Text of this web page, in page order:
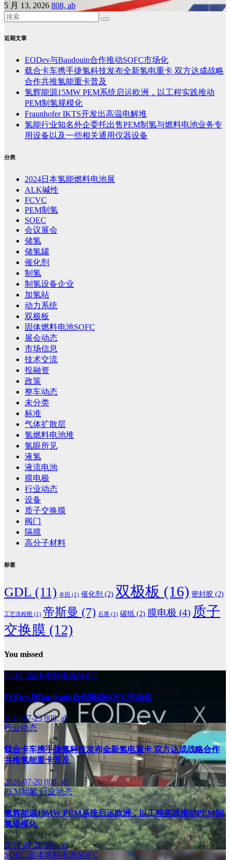
5 月 13, 2026 808, ab
近期文章
EODev与Baudouin合作推动SOFC市场化
载合卡车携手捷氢科技发布全新氢电重卡 双方达成战略
合作共推氢能重卡普及
氢辉能源15MW PEM系统启运欧洲，以工程实践推动
PEM制氢规模化
Fraunhofer IKTS开发出高温电解堆
氢能行业知名外企委托出售PEM制氢与燃料电池业务专
用设备以及一些相关通用仪器设备
分类
2024日本氢能燃料电池展
ALK碱性
FCVC
PEM制氢
SOEC
会议展会
储氢
储氢罐
催化剂
制氢
制氢设备企业
加氢站
动力系统
双极板
固体燃料电池SOFC
展会动态
市场信息
技术交流
投融资
政策
整车动态
未分类
标准
气体扩散层
氢燃料电池堆
氢眼所见
液氢
液流电池
膜电极
行业动态
设备
质子交换膜
阀门
隔膜
高分子材料
标签
GDL (11) 丰田 (1) 催化剂 (2) 双极板 (16) 密封胶 (2)
工艺流程图 (1) 帝斯曼 (7) 石墨 (1) 碳纸 (2) 膜电极 (4) 质子
交换膜 (12)
You missed
SOEC 固体燃料电池SOFC
EODev与Baudouin合作推动SOFC市场化
2026-07-23808, ab
行业动态
载合卡车携手捷氢科技发布全新氢电重卡 双方达成战略合作
共推氢能重卡普及
2026-07-20 808, ab
PEM制氢行业动态
氢辉能源15MW PEM系统启运欧洲，以工程实践推动PEM制
氢规模化
2026-07-20808, ab
SOEC 固体燃料电池SOFC